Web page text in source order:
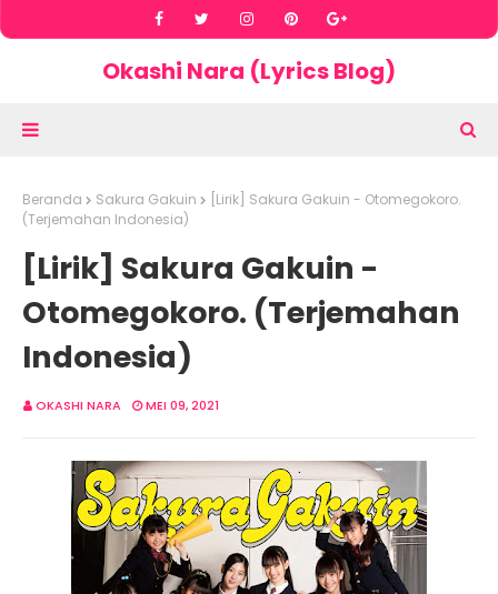
Okashi Nara (Lyrics Blog)
Beranda Sakura Gakuin
[Lirik] Sakura Gakuin - Otomegokoro.
(Terjemahan Indonesia)
[Lirik] Sakura Gakuin -
Otomegokoro. (Terjemahan
Indonesia)
OKASHI NARA MEI 09, 2021